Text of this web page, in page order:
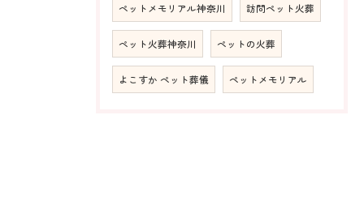
ペットメモリアル神奈川 訪問ペット火葬
ペット火葬神奈川 ペットの火葬
よこすか ペット葬儀 ペットメモリアル